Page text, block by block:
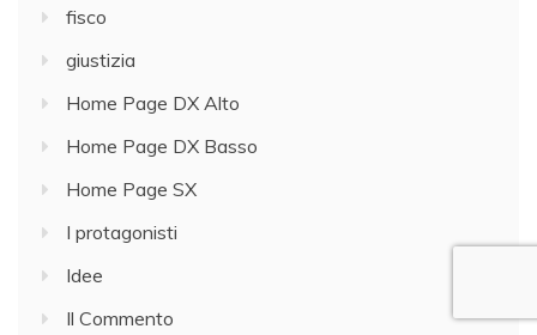
fisco
giustizia
Home Page DX Alto
Home Page DX Basso
Home Page SX
I protagonisti
Idee
Il Commento